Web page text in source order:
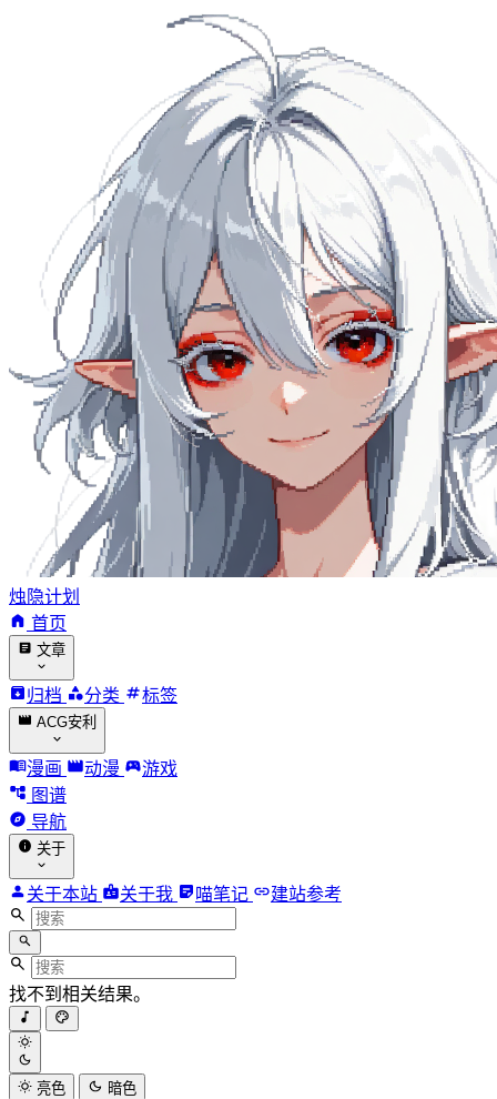
烛隐计划
首页
文章
归档 分类 标签
ACG安利
漫画 动漫
游戏
图谱
导航
关于
关于本站 关于我 喵笔记 建站参考
找不到相关结果。
亮色 暗色